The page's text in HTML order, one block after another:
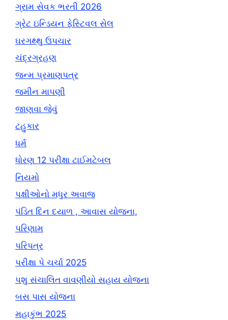
ગ્રામ સેવક ભરતી 2026
ગ્રેટ ઇન્ડિયન ફેસ્ટિવલ સેલ
ઘરગથ્થુ ઉપચાર
ચંદ્રગ્રહણ
જન્મ પ્રમાણપત્ર
જમીન માપણી
જાણવા જેવું
ટહુકાર
ધર્મ
ધોરણ 12 પરીક્ષા ટાઈમટેબલ
નિયમો
પક્ષીઓનો મધુર અવાજ
પંડિત દિન દયાળ , આવાસ યોજના,
પરિણામ
પરિપત્ર
પરીક્ષા પે ચર્ચા 2025
પશુ સંચાલિત વાવણીયો સહાય યોજના
બસ પાસ યોજના
મહાકુંભ 2025